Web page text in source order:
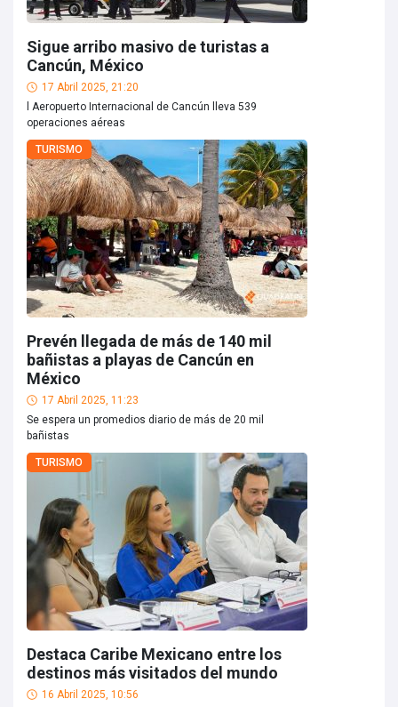
Sigue arribo masivo de turistas a
Cancún, México
17 Abril 2025, 21:20
l Aeropuerto Internacional de Cancún lleva 539
operaciones aéreas
TURISMO
Prevén llegada de más de 140 mil
bañistas a playas de Cancún en
México
17 Abril 2025, 11:23
Se espera un promedios diario de más de 20 mil
bañistas
TURISMO
Destaca Caribe Mexicano entre los
destinos más visitados del mundo
16 Abril 2025, 10:56